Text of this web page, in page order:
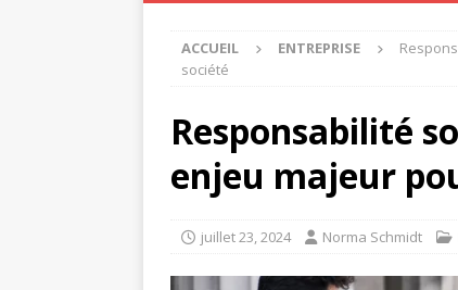
ACCUEIL ENTREPRISE
société
Responsabilité
enjeu majeur
juillet 23, 2024 Norma Schmidt